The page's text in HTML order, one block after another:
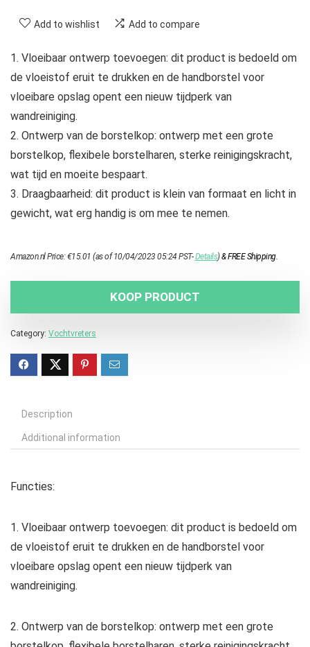
Add to wishlist Add to compare
1. Vloeibaar ontwerp toevoegen: dit product is bedoeld om
de vloeistof eruit te drukken en de handborstel voor
vloeibare opslag opent een nieuw tijdperk van
wandreiniging.
2. Ontwerp van de borstelkop: ontwerp met een grote
borstelkop, flexibele borstelharen, sterke reinigingskracht,
wat tijd en moeite bespaart.
3. Draagbaarheid: dit product is klein van formaat en licht in
gewicht, wat erg handig is om mee te nemen.
Amazon.nl Price:€15.01 (as of 10/04/2023 05:24 PST-Details)&FREE Shipping.
KOOP PRODUCT
Category: Vochtvreters
Description
Additional information
Functies:
1. Vloeibaar ontwerp toevoegen: dit product is bedoeld om
de vloeistof eruit te drukken en de handborstel voor
vloeibare opslag opent een nieuw tijdperk van
wandreiniging.
2. Ontwerp van de borstelkop: ontwerp met een grote